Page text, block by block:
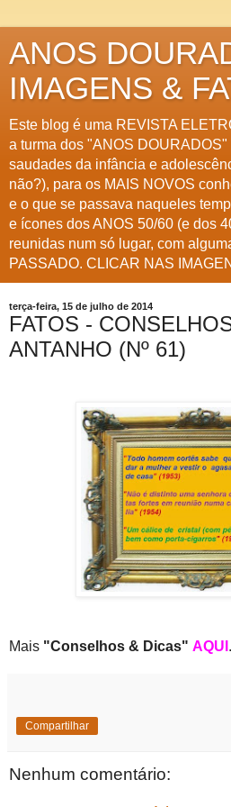
ANOS
IMAGENS &
Este blog é uma REVISTA
a turma dos "ANOS DOURADOS"
saudades da infância e
não?), para os MAIS NOVOS
e o que se passava naqueles
e ícones dos ANOS 50/60 (e dos
reunidas num só lugar, com
PASSADO. CLICAR NAS
terça-feira, 15 de julho de 2014
FATOS -
ANTANHO (Nº 61)
Mais "Conselhos & Dicas" AQUI .
Compartilhar
Nenhum comentário: